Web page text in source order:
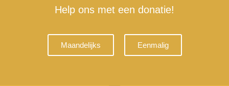
Help ons met een donatie!
Maandelijks Eenmalig